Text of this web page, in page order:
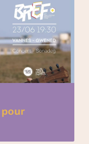
pour